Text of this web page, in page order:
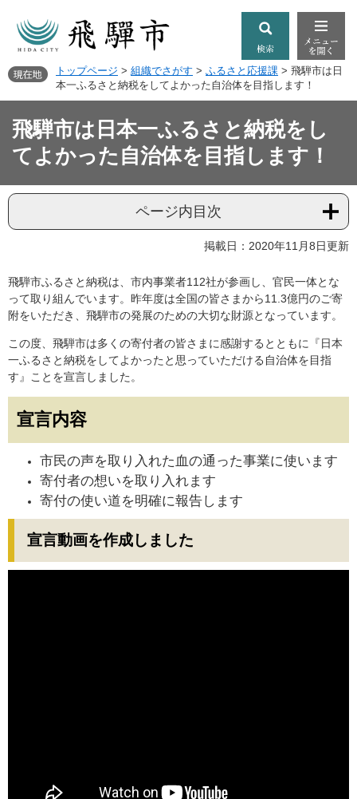
トップページ > 組織でさがす > ふるさと応援課 > 飛騨市は日
本一ふるさと納税をしてよかった自治体を目指します！
飛騨市は日本一ふるさと納税をし
てよかった自治体を目指します！
ページ内目次
掲載日：2020年11月8日更新
飛騨市ふるさと納税は、市内事業者112社が参画し、官民一体とな
って取り組んでいます。昨年度は全国の皆さまから11.3億円のご寄
附をいただき、飛騨市の発展のための大切な財源となっています。
この度、飛騨市は多くの寄付者の皆さまに感謝するとともに『日本
一ふるさと納税をしてよかったと思っていただける自治体を目指
す』ことを宣言しました。
宣言内容
市民の声を取り入れた血の通った事業に使います
寄付者の想いを取り入れます
寄付の使い道を明確に報告します
宣言動画を作成しました